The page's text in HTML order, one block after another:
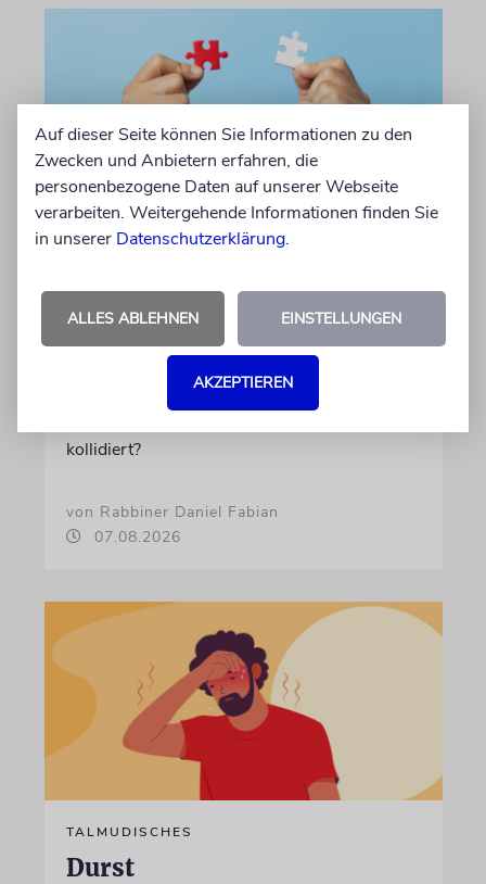
»DINA DE MALCHUTA DINA«
Gesetz?
Ein talmudisches Prinzip besagt, dass sich
fromme Juden auch an das Gesetz ihres
kollidiert?
von Rabbiner Daniel Fabian
07.08.2026
TALMUDISCHES
Durst
Auf dieser Seite können Sie Informationen zu den
Zwecken und Anbietern erfahren, die
personenbezogene Daten auf unserer Webseite
verarbeiten. Weitergehende Informationen finden Sie
in unserer Datenschutzerklärung.
ALLES ABLEHNEN EINSTELLUNGEN
AKZEPTIEREN